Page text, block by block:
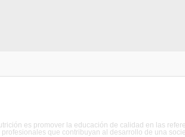
es promover la educación de calidad en las
que contribuyan al desarrollo de una